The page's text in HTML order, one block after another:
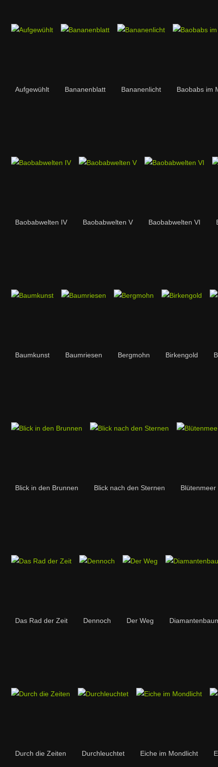
Aufgewühlt Bananenblatt Bananenlicht Baobabs im
Baobabwelten IV Baobabwelten V Baobabwelten VI
Baumkunst Baumriesen Bergmohn Birkengold
Blick in den Brunnen Blick nach den Sternen Blütenmeer
Das Rad der Zeit Dennoch Der Weg
Durch die Zeiten Durchleuchtet Eiche im Mondlicht